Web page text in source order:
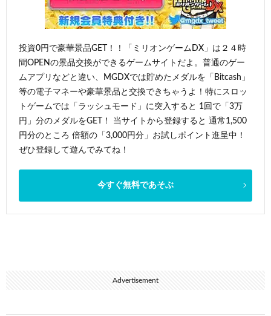
投資0円で豪華景品GET！！「ミリオンゲームDX」は２４時
間OPENの景品交換ができるゲームサイトだよ。普通のゲー
ムアプリなどと違い、MGDXでは貯めたメダルを「Bitcash」
等の電子マネーや豪華景品と交換できちゃうよ！特にスロッ
トゲームでは「ラッシュモード」に突入すると 1回で「3万
円」分のメダルをGET！ 当サイトから登録すると 通常1,500
円分のところ 倍額の「3,000円分」お試しポイント進呈中！
ぜひ登録して遊んでみてね！
今すぐ無料であそぶ
Advertisement